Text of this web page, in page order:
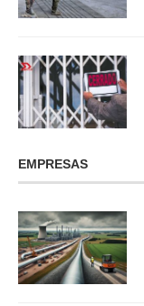
EMPRESAS